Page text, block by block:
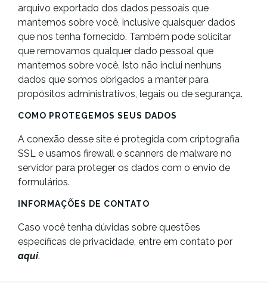
arquivo exportado dos dados pessoais que
mantemos sobre você, inclusive quaisquer dados
que nos tenha fornecido. Também pode solicitar
que removamos qualquer dado pessoal que
mantemos sobre você. Isto não inclui nenhuns
dados que somos obrigados a manter para
propósitos administrativos, legais ou de segurança.
COMO PROTEGEMOS SEUS DADOS
A conexão desse site é protegida com criptografia
SSL e usamos firewall e scanners de malware no
servidor para proteger os dados com o envio de
formulários.
INFORMAÇÕES DE CONTATO
Caso você tenha dúvidas sobre questões
específicas de privacidade, entre em contato por
aqui.